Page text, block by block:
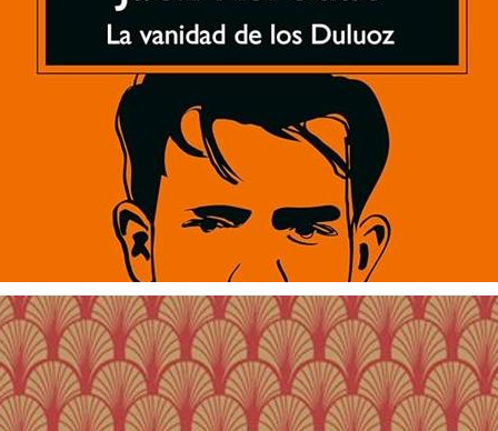
La Vanidad De Los Duluoz
$ 31.900
3 cuotas sin interés de $ 10.633